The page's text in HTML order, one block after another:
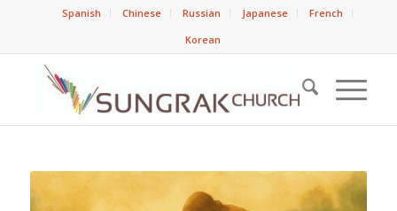
Spanish Chinese Russian Japanese
French
Korean